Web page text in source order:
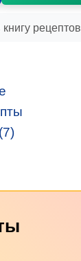
рецептов